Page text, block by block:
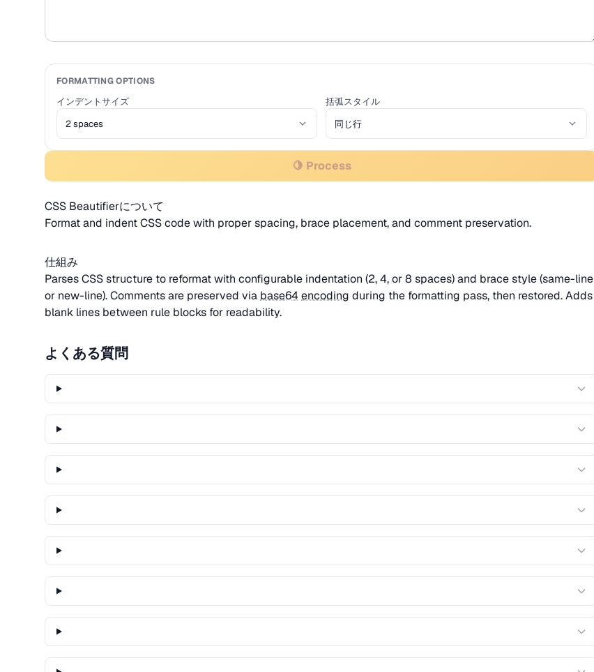
FORMATTING OPTIONS
インデントサイズ 括弧スタイル
🍋 Process
CSS Beautifierについて
Format and indent CSS code with proper spacing, brace placement, and comment preservation.
仕組み
Parses CSS structure to reformat with configurable indentation (2, 4, or 8 spaces) and brace style (same-line
or new-line). Comments are preserved via base64 encoding during the formatting pass, then restored. Adds
blank lines between rule blocks for readability.
よくある質問